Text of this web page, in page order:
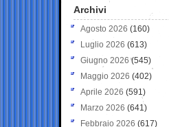
Archivi
Agosto 2026 (160)
Luglio 2026 (613)
Giugno 2026 (545)
Maggio 2026 (402)
Aprile 2026 (591)
Marzo 2026 (641)
Febbraio 2026 (617)